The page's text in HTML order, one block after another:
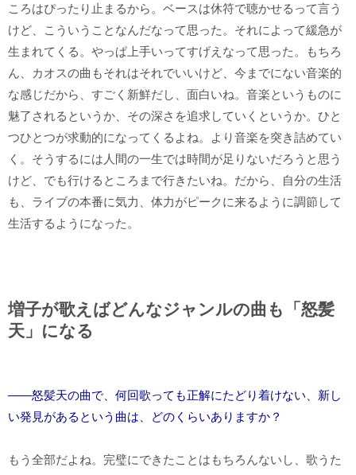
ころはぴったり止まるから。ベースは休符で聴かせるって言う
けど、こういうことなんだなって思った。それによって緩急が
生まれてくる。やっぱ上手いってすげえなって思った。もちろ
ん、カオスの曲もそれはそれでいいけど、今までにない音楽的
な感じだから、すごく新鮮だし、面白いね。音楽というものに
魅了されるというか、その深さを追求していくというか。ひと
つひとつが求動的になってくるよね。より音楽を突き詰めてい
く。そうするには人間の一生では時間が足りないだろうと思う
けど、でも行けるところまで行きたいね。だから、自分の生活
も、ライブの本番に気力、体力がピークに来るように調節して
生活するようになった。
増子が歌えばどんなジャンルの曲も「怒髪
天」になる
――怒髪天の曲で、何回歌っても正解にたどり着けない、新し
い発見があるという曲は、どのくらいありますか？
もう全部だよね。完璧にできたことはもちろんないし、歌うた